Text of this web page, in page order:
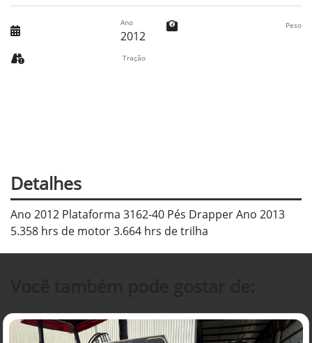
Ano
2012
Peso
Tração
Detalhes
Ano 2012 Plataforma 3162-40 Pés Drapper Ano 2013
5.358 hrs de motor 3.664 hrs de trilha